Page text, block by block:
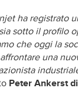
ha registrato
sotto il profilo
che oggi la
una
Peter Ankerst